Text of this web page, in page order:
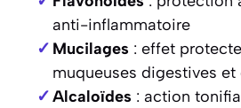
anti-inflammatoire
Mucilages : effet
muqueuses digestives et
Alcaloïdes : action